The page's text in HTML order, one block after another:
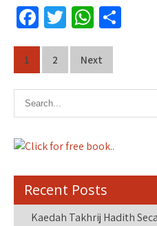
Fa
ce
o
o
T
wi
er
W
h
at
sA e
P
o
t
s
v
1 2 Next
Recent Posts
Kaedah Takhrij Hadith